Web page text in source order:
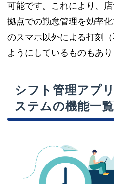
可能です。これにより、
拠点での勤怠管理を効率
のスマホ以外による打刻
ようにしているものもあり
シフト管理アプ
ステムの機能一覧